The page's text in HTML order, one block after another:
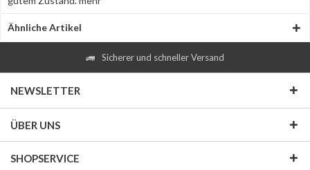
Ähnliche Artikel
Sicherer und schneller Versand
NEWSLETTER
ÜBER UNS
SHOPSERVICE